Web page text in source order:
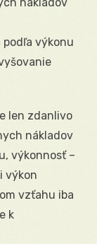
výkonu
len zdanlivo
nákladov
výkonnosť –
výkon
vzťahu iba
k